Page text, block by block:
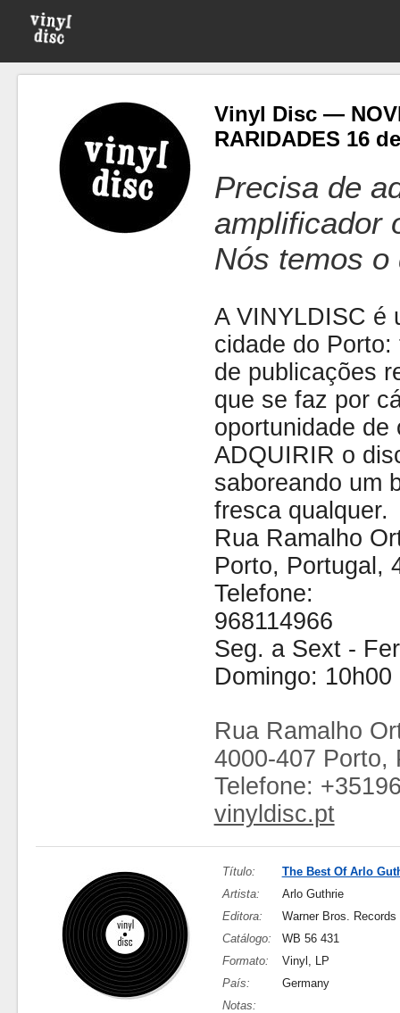
Vinyl Disc —
RARIDADES 16
Precisa de
amplificador
Nós temos o
A VINYLDISC é
cidade do
de publicações
que se faz por
oportunidade de
ADQUIRIR o
saboreando um
fresca qualquer.
Rua Ramalho
Porto, Portugal,
Telefone:
968114966
Seg. a Sext -
Domingo: 10h00
Rua Ramalho
4000-407 Porto,
Telefone:
vinyldisc.pt
Título:
The Best Of Arlo
Artista:
Arlo Guthrie
Editora:
Warner Bros. Records
Catálogo:
WB 56 431
Formato:
Vinyl, LP
País:
Germany
Notas: